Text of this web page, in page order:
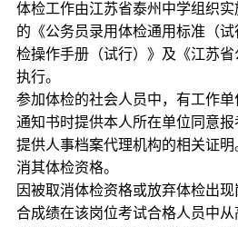
体检工作由江苏省泰州中学组织
的《公务员录用体检通用标准（
检操作手册（试行）》及《江苏省
执行。
参加体检的社会人员中，有工作
通知书时提供本人所在单位同意
提供人事档案代理机构的相关证
消其体检资格。
因被取消体检资格或放弃体检出
合成绩在该岗位考试合格人员中从